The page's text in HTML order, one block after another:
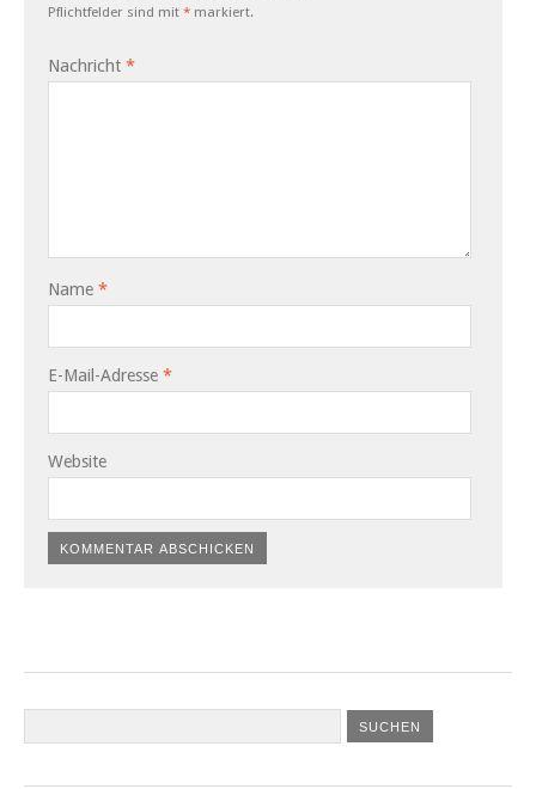
Pflichtfelder sind mit * markiert.
Nachricht *
Name *
E-Mail-Adresse *
Website